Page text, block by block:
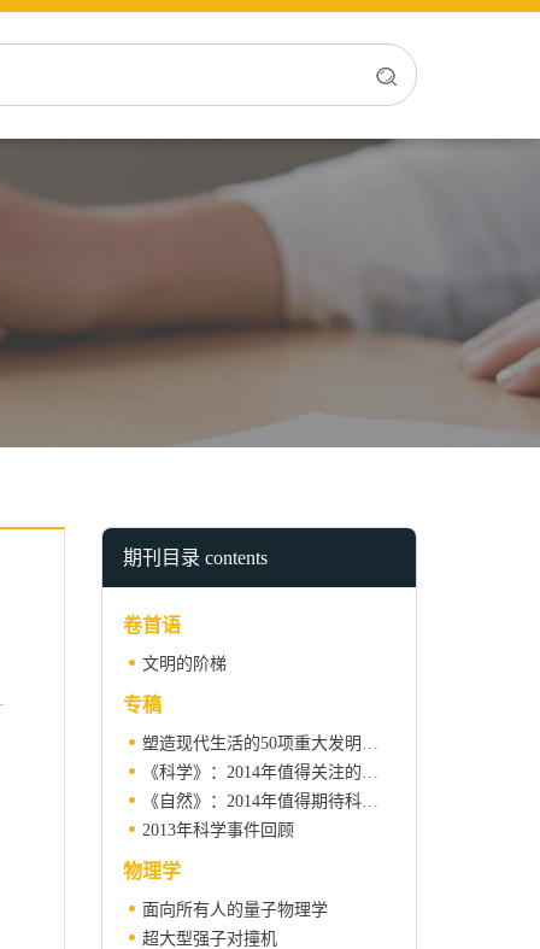
期刊目录 contents
卷首语
文明的阶梯
专稿
塑造现代生活的50项重大发明创新
《科学》：2014年值得关注的研究领域
《自然》：2014年值得期待科技成就
2013年科学事件回顾
物理学
面向所有人的量子物理学
超大型强子对撞机